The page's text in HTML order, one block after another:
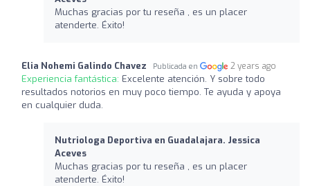
Muchas gracias por tu reseña , es un placer
atenderte. Éxito!
Elia Nohemi Galindo Chavez Publicada en 2 years ago
Experiencia fantástica: Excelente atención. Y sobre todo
resultados notorios en muy poco tiempo. Te ayuda y apoya
en cualquier duda.
Nutriologa Deportiva en Guadalajara. Jessica
Aceves
Muchas gracias por tu reseña , es un placer
atenderte. Éxito!